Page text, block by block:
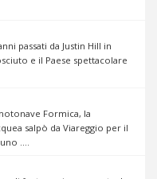
passati da Justin Hill in
e il Paese spettacolare
Formica, la
salpò da Viareggio per il
....